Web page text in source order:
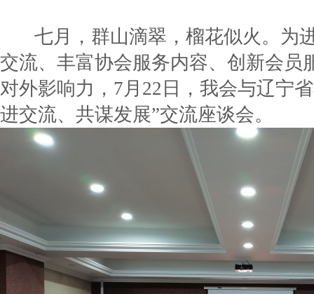
七月，群山滴翠，榴花似火。为
交流、丰富协会服务内容、创新会员
对外影响力，7月22日，我会与辽宁
进交流、共谋发展”交流座谈会。